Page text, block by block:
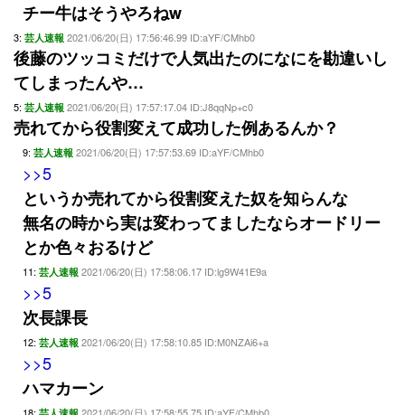
チー牛はそうやろねw
3: 芸人速報 2021/06/20(日) 17:56:46.99 ID:aYF/CMhb0
後藤のツッコミだけで人気出たのになにを勘違いし
てしまったんや…
5: 芸人速報 2021/06/20(日) 17:57:17.04 ID:J8qqNp+c0
売れてから役割変えて成功した例あるんか？
9: 芸人速報 2021/06/20(日) 17:57:53.69 ID:aYF/CMhb0
>>5
というか売れてから役割変えた奴を知らんな
無名の時から実は変わってましたならオードリー
とか色々おるけど
11: 芸人速報 2021/06/20(日) 17:58:06.17 ID:lg9W41E9a
>>5
次長課長
12: 芸人速報 2021/06/20(日) 17:58:10.85 ID:M0NZAi6+a
>>5
ハマカーン